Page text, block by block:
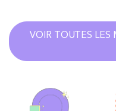
VOIR TOUTES